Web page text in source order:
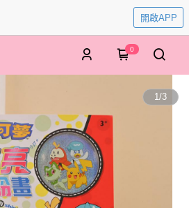
開啟APP
0
1/3